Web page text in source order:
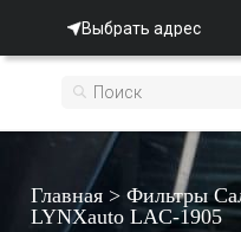
Выбрать адрес
Главная >Фильтры
LYNXauto LAC-1905